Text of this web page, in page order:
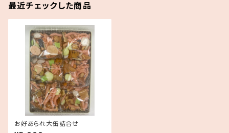
最近チェックした商品
お好あられ大缶詰合せ